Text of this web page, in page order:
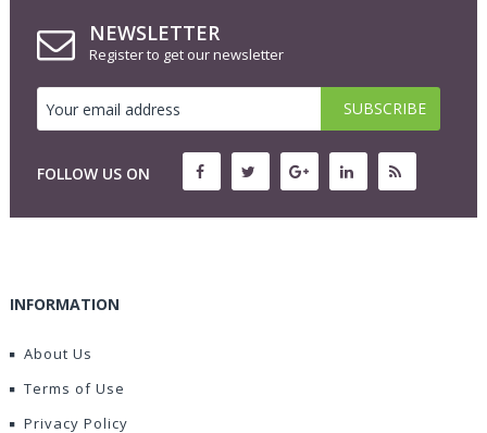
NEWSLETTER
Register to get our newsletter
FOLLOW US ON
INFORMATION
About Us
Terms of Use
Privacy Policy